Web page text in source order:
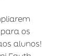
os
alunos!